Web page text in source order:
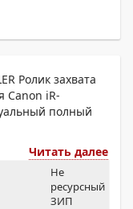
Ролик захвата
Canon iR-
полный
Читать далее
Не
ресурсный
ЗИП